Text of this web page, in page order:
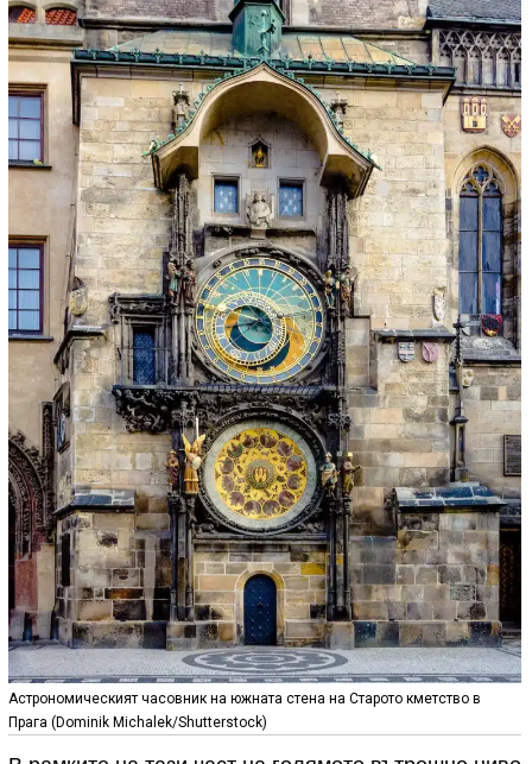
Астрономическият часовник на южната стена на Старото кметство в
Прага (Dominik Michalek/Shutterstock)